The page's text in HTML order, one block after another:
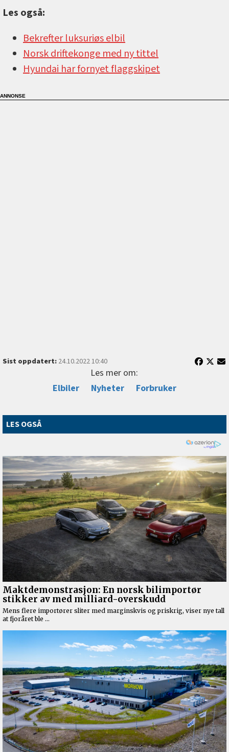
Les også:
Bekrefter luksuriøs elbil
Norsk driftekonge med ny tittel
Hyundai har fornyet flaggskipet
Sist oppdatert:24.10.2022 10:40
Les mer om:
Elbiler
Nyheter Forbruker
LES OGSÅ